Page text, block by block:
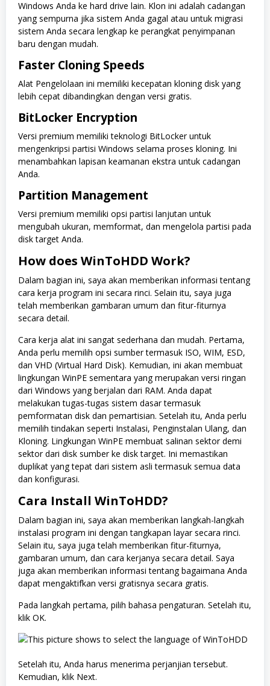
Windows Anda ke hard drive lain. Klon ini adalah cadangan
yang sempurna jika sistem Anda gagal atau untuk migrasi
sistem Anda secara lengkap ke perangkat penyimpanan
baru dengan mudah.
Faster Cloning Speeds
Alat Pengelolaan ini memiliki kecepatan kloning disk yang
lebih cepat dibandingkan dengan versi gratis.
BitLocker Encryption
Versi premium memiliki teknologi BitLocker untuk
mengenkripsi partisi Windows selama proses kloning. Ini
menambahkan lapisan keamanan ekstra untuk cadangan
Anda.
Partition Management
Versi premium memiliki opsi partisi lanjutan untuk
mengubah ukuran, memformat, dan mengelola partisi pada
disk target Anda.
How does WinToHDD Work?
Dalam bagian ini, saya akan memberikan informasi tentang
cara kerja program ini secara rinci. Selain itu, saya juga
telah memberikan gambaran umum dan fitur-fiturnya
secara detail.
Cara kerja alat ini sangat sederhana dan mudah. Pertama,
Anda perlu memilih opsi sumber termasuk ISO, WIM, ESD,
dan VHD (Virtual Hard Disk). Kemudian, ini akan membuat
lingkungan WinPE sementara yang merupakan versi ringan
dari Windows yang berjalan dari RAM. Anda dapat
melakukan tugas-tugas sistem dasar termasuk
pemformatan disk dan pemartisian. Setelah itu, Anda perlu
memilih tindakan seperti Instalasi, Penginstalan Ulang, dan
Kloning. Lingkungan WinPE membuat salinan sektor demi
sektor dari disk sumber ke disk target. Ini memastikan
duplikat yang tepat dari sistem asli termasuk semua data
dan konfigurasi.
Cara Install WinToHDD?
Dalam bagian ini, saya akan memberikan langkah-langkah
instalasi program ini dengan tangkapan layar secara rinci.
Selain itu, saya juga telah memberikan fitur-fiturnya,
gambaran umum, dan cara kerjanya secara detail. Saya
juga akan memberikan informasi tentang bagaimana Anda
dapat mengaktifkan versi gratisnya secara gratis.
Pada langkah pertama, pilih bahasa pengaturan. Setelah itu,
klik OK.
Setelah itu, Anda harus menerima perjanjian tersebut.
Kemudian, klik Next.